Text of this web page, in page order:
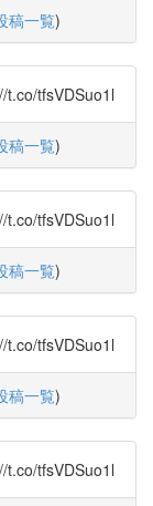
稿一覧)
t.co/tfsVDSuo1l
稿一覧)
t.co/tfsVDSuo1l
稿一覧)
t.co/tfsVDSuo1l
稿一覧)
t.co/tfsVDSuo1l